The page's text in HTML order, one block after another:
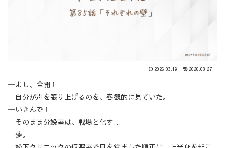
2026.03.19 2026.03.27
─よし、全開！
自分が声を張り上げるのを、客観的に見ていた。
─いきんで！
そのまま分娩室は、戦場と化す…
夢。